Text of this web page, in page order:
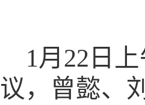
1月 22 日
议，曾懿、